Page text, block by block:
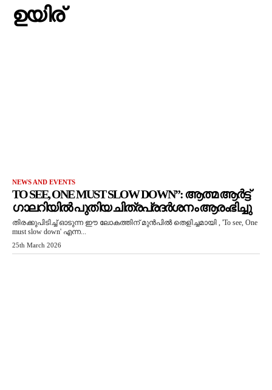
ഉയിര്
NEWS AND EVENTS
TO SEE, ONE MUST SLOW DOWN”: ആത്മ ആർട്ട്
ഗാലറിയിൽ പുതിയ ചിത്രപ്രദർശനം ആരംഭിച്ചു
തിരക്കുപിടിച്ച് ഓടുന്ന ഈ ലോകത്തിന് മുൻപിൽ തെളിച്ചമായി , 'To see, One
must slow down' എന്ന...
25th March 2026